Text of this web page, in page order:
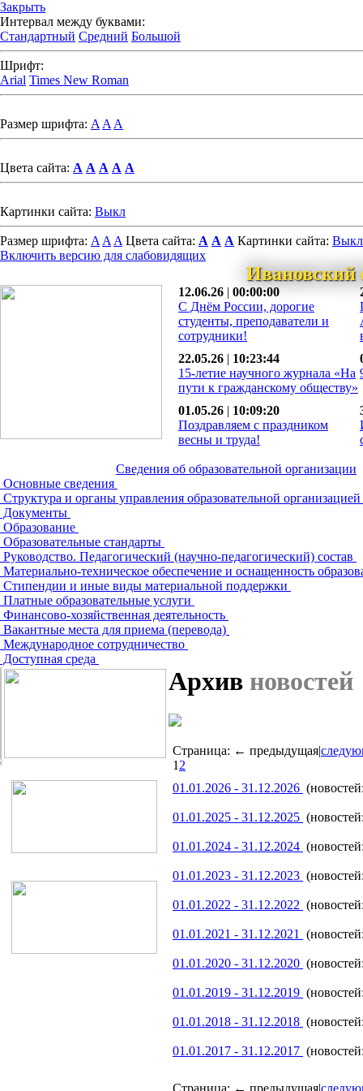
Закрыть
Интервал между буквами:
Стандартный Средний Большой
Шрифт:
Arial Times New Roman
Размер шрифта: A A A
Цвета сайта: A A A A A
Картинки сайта: Выкл
Размер шрифта: A A A Цвета сайта: A A A Картинки сайта: Выкл
Включить версию для слабовидящих
12.06.26 | 00:00:00
С Днём России, дорогие
студенты, преподаватели и
сотрудники!
22.05.26 | 10:23:44
15-летие научного журнала «На
пути к гражданскому обществу»
01.05.26 | 10:09:20
Поздравляем с праздником
весны и труда!
Сведения об образовательной организации
Основные сведения
Структура и органы управления образовательной организацией
Документы
Образование
Образовательные стандарты
Руководство. Педагогический (научно-педагогический) состав
Материально-техническое обеспечение и оснащенность
Стипендии и иные виды материальной поддержки
Платные образовательные услуги
Финансово-хозяйственная деятельность
Вакантные места для приема (перевода)
Международное сотрудничество
Доступная среда
Архив новостей
Страница: ← предыдущая|
12
01.01.2026 - 31.12.2026
01.01.2025 - 31.12.2025
01.01.2024 - 31.12.2024
01.01.2023 - 31.12.2023
01.01.2022 - 31.12.2022
01.01.2021 - 31.12.2021
01.01.2020 - 31.12.2020
01.01.2019 - 31.12.2019
01.01.2018 - 31.12.2018
01.01.2017 - 31.12.2017